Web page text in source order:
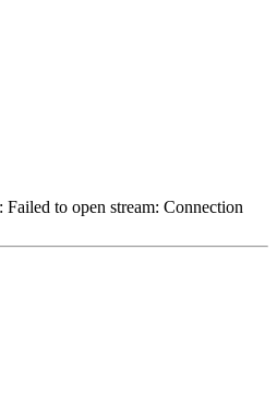
to open stream: Connection